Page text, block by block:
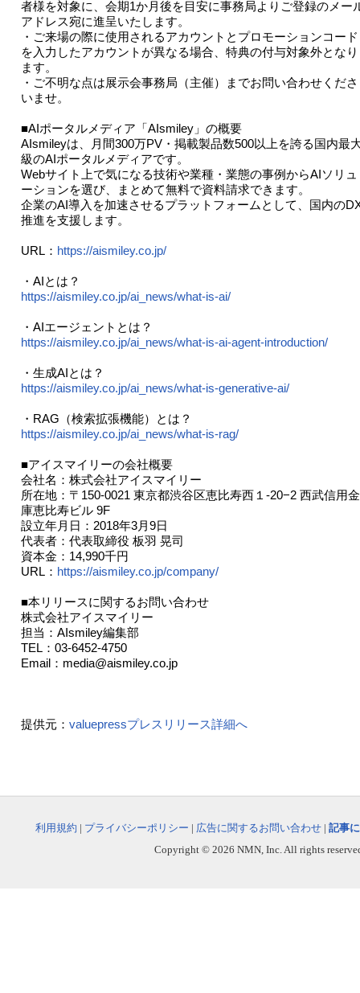
者様を対象に、会期1か月後を目安に事務局よりご登録のメー
アドレス宛に進呈いたします。
・ご来場の際に使用されるアカウントとプロモーションコード
を入力したアカウントが異なる場合、特典の付与対象外となり
ます。
・ご不明な点は展示会事務局（主催）までお問い合わせくださ
いませ。
■AIポータルメディア「AIsmiley」の概要
AIsmileyは、月間300万PV・掲載製品数500以上を誇る国内最
級のAIポータルメディアです。
Webサイト上で気になる技術や業種・業態の事例からAIソリュ
ーションを選び、まとめて無料で資料請求できます。
企業のAI導入を加速させるプラットフォームとして、国内の
推進を支援します。
URL： https://aismiley.co.jp/
・AIとは？
https://aismiley.co.jp/ai_news/what-is-ai/
・AIエージェントとは？
https://aismiley.co.jp/ai_news/what-is-ai-agent-introduction/
・生成AIとは？
https://aismiley.co.jp/ai_news/what-is-generative-ai/
・RAG（検索拡張機能）とは？
https://aismiley.co.jp/ai_news/what-is-rag/
■アイスマイリーの会社概要
会社名：株式会社アイスマイリー
所在地：〒150-0021 東京都渋谷区恵比寿西１-20−2 西武信用金
庫恵比寿ビル 9F
設立年月日：2018年3月9日
代表者：代表取締役 板羽 晃司
資本金：14,990千円
URL： https://aismiley.co.jp/company/
■本リリースに関するお問い合わせ
株式会社アイスマイリー
担当：AIsmiley編集部
TEL：03-6452-4750
Email：media@aismiley.co.jp
提供元： valuepressプレスリリース詳細へ
利用規約 | プライバシーポリシー | 広告に関するお問い合わせ | 記事
Copyright © 2026 NMN, Inc. All rights